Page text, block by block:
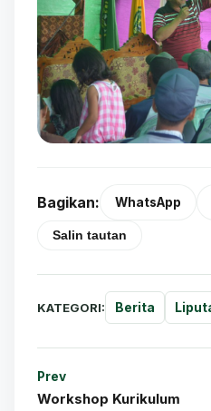
Bagikan: WhatsApp
Salin tautan
KATEGORI: Berita
Prev
Workshop Kurikulum